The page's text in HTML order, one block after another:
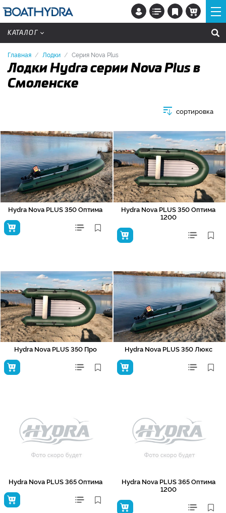
КАТАЛОГ
Главная Лодки Серия Nova Plus
Лодки Hydra серии Nova Plus в
Смоленске
сортировка
Hydra Nova PLUS 350 Оптима
Hydra Nova PLUS 350 Оптима
1200
Hydra Nova PLUS 350 Про Hydra Nova PLUS 350 Люкс
Hydra Nova PLUS 365 Оптима
Hydra Nova PLUS 365 Оптима
1200